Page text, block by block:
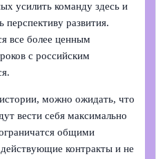
усилить команду здесь и
развития.
все более ценным
с российским
можно ожидать, что
вести себя максимально
общими
контракты и не